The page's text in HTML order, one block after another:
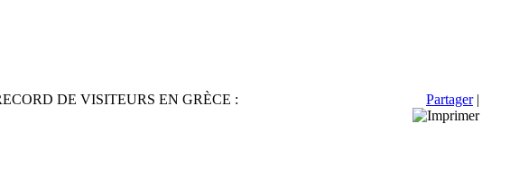
DE VISITEURS EN GRÈCE :
Partager |